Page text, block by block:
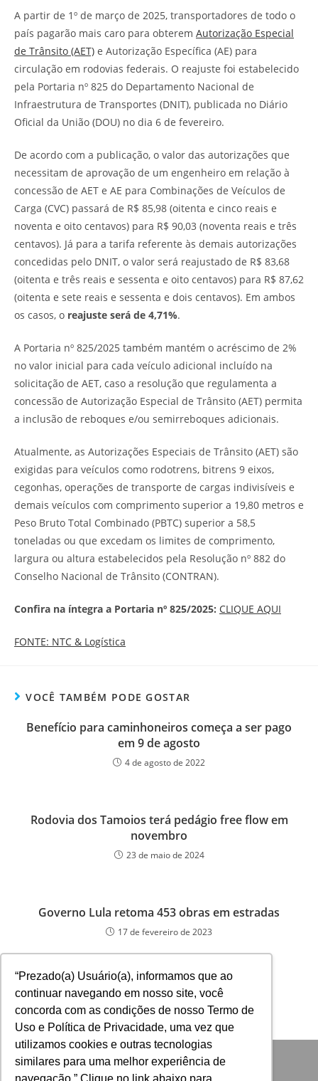
“Prezado(a) Usuário(a), informamos que ao
continuar navegando em nosso site, você
concorda com as condições de nosso Termo de
Uso e Política de Privacidade, uma vez que
utilizamos cookies e outras tecnologias
similares para uma melhor experiência de
navegação.” Clique no link abaixo para
A partir de 1º de março de 2025, transportadores de todo o
país pagarão mais caro para obterem Autorização Especial
de Trânsito (AET) e Autorização Específica (AE) para
circulação em rodovias federais. O reajuste foi estabelecido
pela Portaria nº 825 do Departamento Nacional de
Infraestrutura de Transportes (DNIT), publicada no Diário
Oficial da União (DOU) no dia 6 de fevereiro.
De acordo com a publicação, o valor das autorizações que
necessitam de aprovação de um engenheiro em relação à
concessão de AET e AE para Combinações de Veículos de
Carga (CVC) passará de R$ 85,98 (oitenta e cinco reais e
noventa e oito centavos) para R$ 90,03 (noventa reais e três
centavos). Já para a tarifa referente às demais autorizações
concedidas pelo DNIT, o valor será reajustado de R$ 83,68
(oitenta e três reais e sessenta e oito centavos) para R$ 87,62
(oitenta e sete reais e sessenta e dois centavos). Em ambos
os casos, o reajuste será de 4,71%.
A Portaria nº 825/2025 também mantém o acréscimo de 2%
no valor inicial para cada veículo adicional incluído na
solicitação de AET, caso a resolução que regulamenta a
concessão de Autorização Especial de Trânsito (AET) permita
a inclusão de reboques e/ou semirreboques adicionais.
Atualmente, as Autorizações Especiais de Trânsito (AET) são
exigidas para veículos como rodotrens, bitrens 9 eixos,
cegonhas, operações de transporte de cargas indivisíveis e
demais veículos com comprimento superior a 19,80 metros e
Peso Bruto Total Combinado (PBTC) superior a 58,5
toneladas ou que excedam os limites de comprimento,
largura ou altura estabelecidos pela Resolução nº 882 do
Conselho Nacional de Trânsito (CONTRAN).
Confira na íntegra a Portaria nº 825/2025: CLIQUE AQUI
FONTE: NTC & Logística
VOCÊ TAMBÉM PODE GOSTAR
Benefício para caminhoneiros começa a ser pago
em 9 de agosto
4 de agosto de 2022
Rodovia dos Tamoios terá pedágio free flow em
novembro
23 de maio de 2024
Governo Lula retoma 453 obras em estradas
17 de fevereiro de 2023